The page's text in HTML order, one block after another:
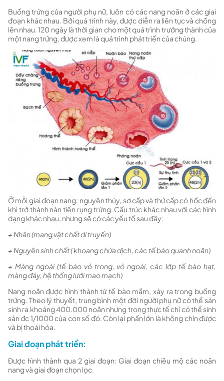
Buồng trứng của người phụ nữ, luôn có các nang noãn ở các giai
đoạn khác nhau. Bởi quá trình này, được diễn ra liên tục và chồng
lên nhau. 120 ngày là thời gian cho một quá trình trưởng thành của
một nang trứng, được xem là quá trình phát triển của chúng.
Ở mỗi giai đoạn nang: nguyên thủy, sơ cấp và thứ cấp có hốc đến
khi trở thành nàn tiền rụng trứng. Cấu trúc khác nhau với các hình
dạng khác nhau, nhưng sẽ có các yếu tố sau đây:
+ Nhân (mang vật chất di truyền)
+ Nguyên sinh chất ( khoang chứa dịch, các tế bào quanh noãn)
+ Màng ngoài (tế bào vỏ trong, vỏ ngoài, các lớp tế bào hạt,
màng đáy, hệ thống lưới mao mạch)
Nang noãn được hình thành từ tế bào mầm, xảy ra trong buồng
trứng. Theo lý thuyết, trung bình một đời người phụ nữ có thể sản
sinh ra khoảng 400.000 noãn nhưng trong thực tế chỉ có thể sinh
sản đc 1/1000 của con số đó. Còn lại phần lớn là không chín được
và bị thoái hóa.
Giai đoạn phát triển:
Được hình thành qua 2 giai đoạn: Giai đoạn chiêu mộ các noãn
nang và giai đoạn chọn lọc.